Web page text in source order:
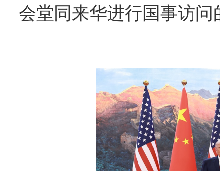
会堂同来华进行国事访